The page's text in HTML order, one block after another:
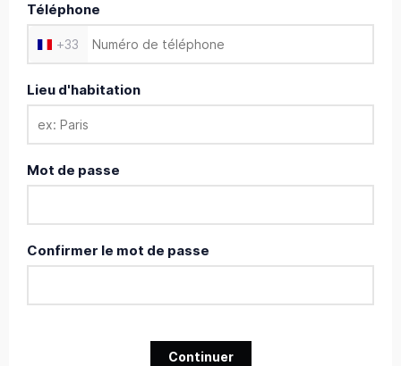
Téléphone
+33
Lieu d'habitation
Mot de passe
Confirmer le mot de passe
Continuer